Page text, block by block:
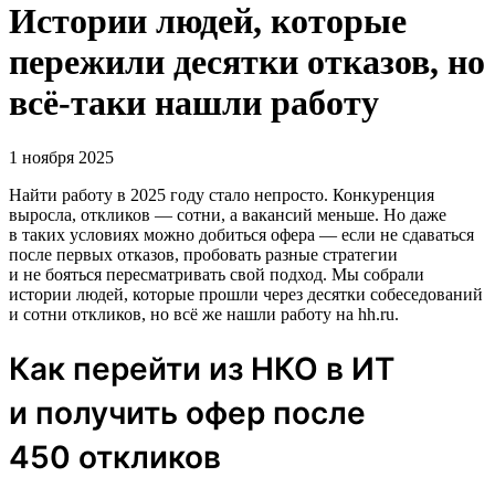
Истории людей, которые
пережили десятки отказов, но
всё-таки нашли работу
1 ноября 2025
Найти работу в 2025 году стало непросто. Конкуренция
выросла, откликов — сотни, а вакансий меньше. Но даже
в таких условиях можно добиться офера — если не сдаваться
после первых отказов, пробовать разные стратегии
и не бояться пересматривать свой подход. Мы собрали
истории людей, которые прошли через десятки собеседований
и сотни откликов, но всё же нашли работу на hh.ru.
Как перейти из НКО в ИТ
и получить офер после
450 откликов